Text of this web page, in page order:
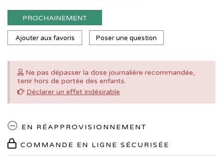
PROCHAINEMENT
Ajouter aux favoris Poser une question
Ne pas dépasser la dose journalière recommandée,
tenir hors de portée des enfants.
Déclarer un effet indésirable
EN RÉAPPROVISIONNEMENT
COMMANDE EN LIGNE SÉCURISÉE